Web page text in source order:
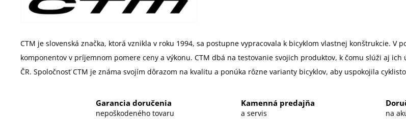
CTM je slovenská značka, ktorá vznikla v roku 1994, sa postupne vypracovala k bicyklom vlastnej konštrukcie.
komponentov v príjemnom pomere ceny a výkonu. CTM dbá na testovanie svojich produktov, k čomu slúži aj
ČR. Spoločnosť CTM je známa svojím dôrazom na kvalitu a ponúka rôzne varianty bicyklov, aby uspokojila
Garancia doručenia
nepoškodeného tovaru
Kamenná predajňa
a servis na